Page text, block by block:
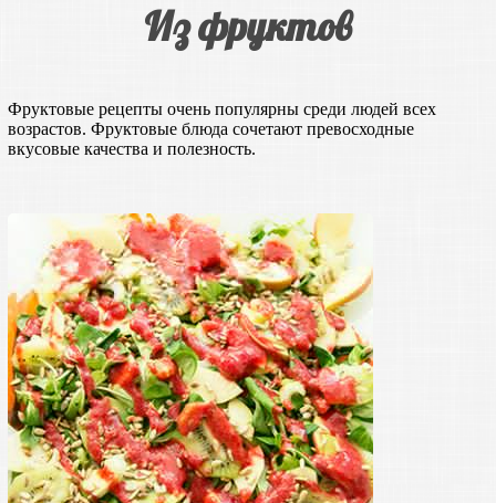
Из фруктов
Фруктовые рецепты очень популярны среди людей всех
возрастов. Фруктовые блюда сочетают превосходные
вкусовые качества и полезность.